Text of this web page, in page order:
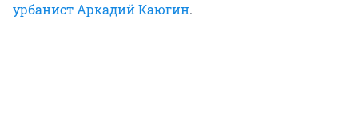
урбанист Аркадий Каюгин.